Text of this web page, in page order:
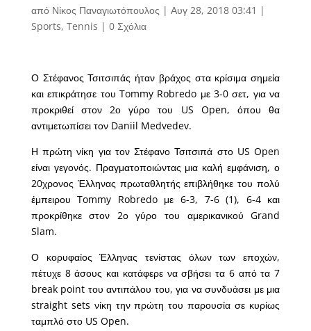
από Νίκος Παναγιωτόπουλος | Αυγ 28, 2018 03:41 |
Sports, Tennis | 0 Σχόλια
Ο Στέφανος Τσιτσιπάς ήταν βράχος στα κρίσιμα σημεία
και επικράτησε του Tommy Robredo με 3-0 σετ, για να
προκριθεί στον 2ο γύρο του US Open, όπου θα
αντιμετωπίσει τον Daniil Medvedev.
Η πρώτη νίκη για τον Στέφανο Τσιτσιπά στο US Open
είναι γεγονός. Πραγματοποιώντας μια καλή εμφάνιση, ο
20χρονος Έλληνας πρωταθλητής επιβλήθηκε του πολύ
έμπειρου Tommy Robredo με 6-3, 7-6 (1), 6-4 και
προκρίθηκε στον 2ο γύρο του αμερικανικού Grand
Slam.
Ο κορυφαίος Έλληνας τενίστας όλων των εποχών,
πέτυχε 8 άσους και κατάφερε να σβήσει τα 6 από τα 7
break point του αντιπάλου του, για να συνδυάσει με μια
straight sets νίκη την πρώτη του παρουσία σε κυρίως
ταμπλό στο US Open.